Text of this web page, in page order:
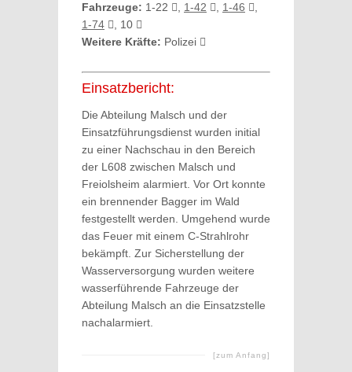
Fahrzeuge: 1-22 1-42 1-46
1-74
, 10
Weitere Kräfte: Polizei
Einsatzbericht:
Die Abteilung Malsch und der
Einsatzführungsdienst wurden initial
zu einer Nachschau in den Bereich
der L608 zwischen Malsch und
Freiolsheim alarmiert. Vor Ort konnte
ein brennender Bagger im Wald
festgestellt werden. Umgehend wurde
das Feuer mit einem C-Strahlrohr
bekämpft. Zur Sicherstellung der
Wasserversorgung wurden weitere
wasserführende Fahrzeuge der
Abteilung Malsch an die Einsatzstelle
nachalarmiert.
[zum Anfang]